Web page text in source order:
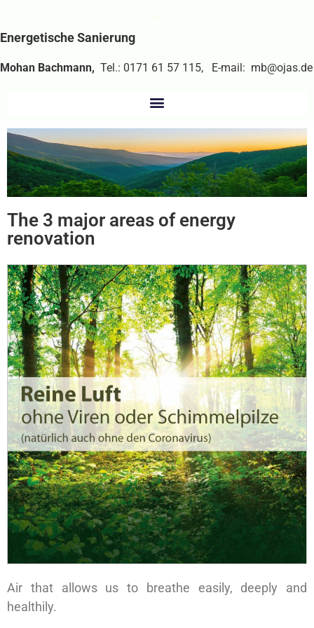
Energetische Sanierung
Mohan Bachmann, Tel.: 0171 61 57 115, E-mail: mb@ojas.de
The 3 major areas of energy
renovation
Air that allows us to breathe easily, deeply and
healthily.